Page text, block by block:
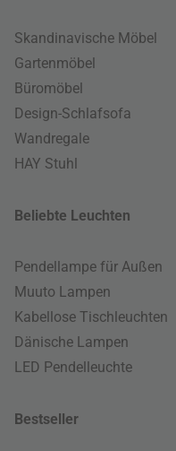
Skandinavische Möbel
Gartenmöbel
Büromöbel
Design-Schlafsofa
Wandregale
HAY Stuhl
Beliebte Leuchten
Pendellampe für Außen
Muuto Lampen
Kabellose Tischleuchten
Dänische Lampen
LED Pendelleuchte
Bestseller